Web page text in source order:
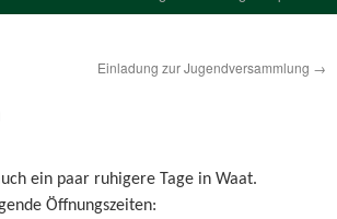
Einladung zur Jugendversammlung →
ein paar ruhigere Tage in Waat.
Öffnungszeiten: